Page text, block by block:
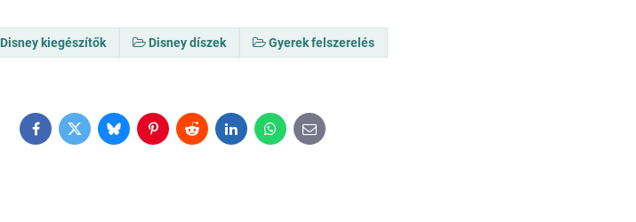
Disney kiegészítők Disney díszek Gyerek felszerelés
FacebookTwitterBlueskyPinterestRedditLinkedInWhatsApp
E-
mail